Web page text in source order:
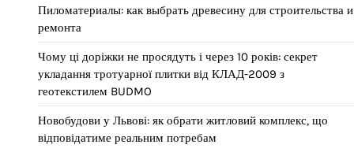
Пиломатериалы: как выбрать древесину для строительства и
ремонта
Чому ці доріжки не просядуть і через 10 років: секрет
укладання тротуарної плитки від КЛАД-2009 з
геотекстилем BUDMO
Новобудови у Львові: як обрати житловий комплекс, що
відповідатиме реальним потребам